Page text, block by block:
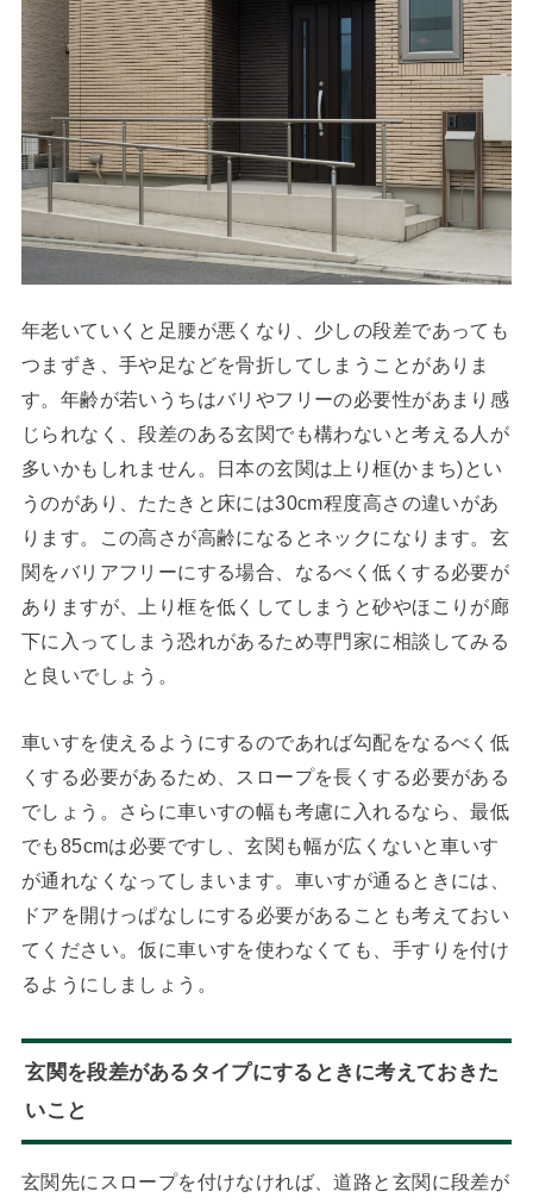
年老いていくと足腰が悪くなり、少しの段差であっても
つまずき、手や足などを骨折してしまうことがありま
す。年齢が若いうちはバリやフリーの必要性があまり感
じられなく、段差のある玄関でも構わないと考える人が
多いかもしれません。日本の玄関は上り框(かまち)とい
うのがあり、たたきと床には30cm程度高さの違いがあ
ります。この高さが高齢になるとネックになります。玄
関をバリアフリーにする場合、なるべく低くする必要が
ありますが、上り框を低くしてしまうと砂やほこりが廊
下に入ってしまう恐れがあるため専門家に相談してみる
と良いでしょう。
車いすを使えるようにするのであれば勾配をなるべく低
くする必要があるため、スロープを長くする必要がある
でしょう。さらに車いすの幅も考慮に入れるなら、最低
でも85cmは必要ですし、玄関も幅が広くないと車いす
が通れなくなってしまいます。車いすが通るときには、
ドアを開けっぱなしにする必要があることも考えておい
てください。仮に車いすを使わなくても、手すりを付け
るようにしましょう。
玄関を段差があるタイプにするときに考えておきた
いこと
玄関先にスロープを付けなければ、道路と玄関に段差が